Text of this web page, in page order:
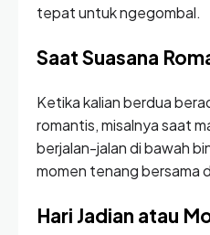
tepat untuk ngegombal.
Saat Suasana
Ketika kalian berdua
romantis, misalnya saat
berjalan-jalan di bawah
momen tenang bersama
Hari Jadian atau